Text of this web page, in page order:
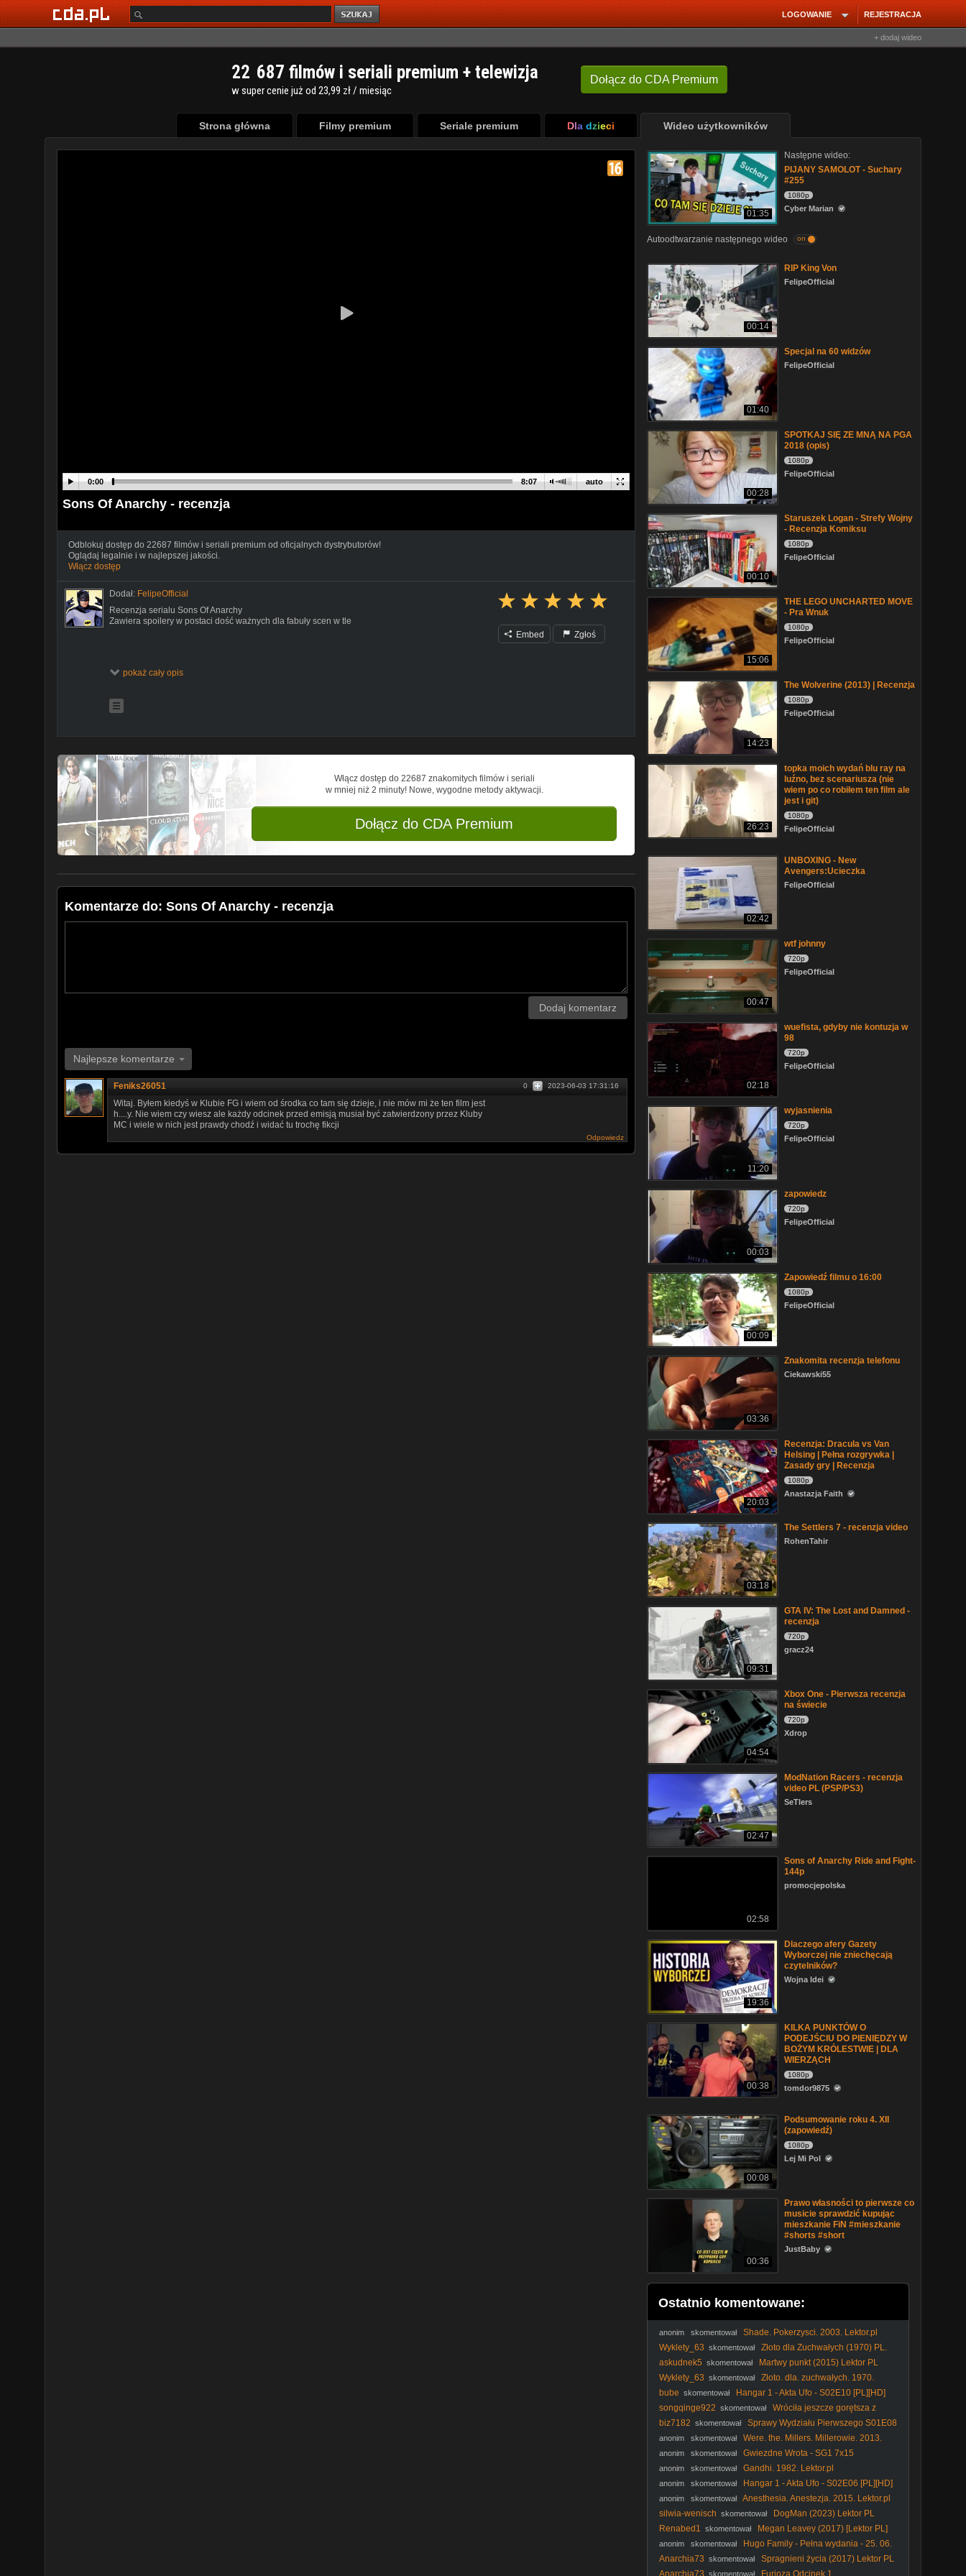
REJESTRACJA
LOGOWANIE
+ dodaj wideo
Dołącz do CDA Premium
22 687 filmów i seriali premium + telewizja
w super cenie już od 23,99 zł / miesiąc
Strona główna Filmy premium Seriale premium Dla dzieci Wideo użytkowników
auto
0:00 8:07
Sons Of Anarchy - recenzja
Odblokuj dostęp do 22687 filmów i seriali premium od oficjalnych dystrybutorów!
Oglądaj legalnie i w najlepszej jakości.
Włącz dostęp
Dodał: FelipeOfficial
Recenzja serialu Sons Of Anarchy
Zawiera spoilery w postaci dość ważnych dla fabuły scen w tle
oprawa i montaż: Piotr Lisiak
pokaż cały opis
Embed Zgłoś
Włącz dostęp do 22687 znakomitych filmów i seriali
w mniej niż 2 minuty! Nowe, wygodne metody aktywacji.
Dołącz do CDA Premium
Komentarze do: Sons Of Anarchy - recenzja
Dodaj komentarz
Najlepsze komentarze
Feniks26051 2023-06-03 17:31:16
0
Witaj. Byłem kiedyś w Klubie FG i wiem od środka co tam się dzieje, i nie mów mi że ten film jest
h....y. Nie wiem czy wiesz ale każdy odcinek przed emisją musiał być zatwierdzony przez Kluby
MC i wiele w nich jest prawdy chodź i widać tu trochę fikcji
Odpowiedz
01:35
Następne wideo:
PIJANY SAMOLOT - Suchary
#255
1080p
Cyber Marian
Autoodtwarzanie następnego wideo on
00:14
RIP King Von
FelipeOfficial
01:40
Specjal na 60 widzów
FelipeOfficial
00:28
SPOTKAJ SIĘ ZE MNĄ NA PGA
2018 (opis)
1080p
FelipeOfficial
00:10
Staruszek Logan - Strefy Wojny
- Recenzja Komiksu
1080p
FelipeOfficial
15:06
THE LEGO UNCHARTED MOVE
- Pra Wnuk
1080p
FelipeOfficial
14:23
The Wolverine (2013) | Recenzja
1080p
FelipeOfficial
26:23
topka moich wydań blu ray na
luźno, bez scenariusza (nie
wiem po co robiłem ten film ale
jest i git)
1080p
FelipeOfficial
02:42
UNBOXING - New
Avengers:Ucieczka
FelipeOfficial
00:47
wtf johnny
720p
FelipeOfficial
02:18
wuefista, gdyby nie kontuzja w
98
720p
FelipeOfficial
11:20
wyjasnienia
720p
FelipeOfficial
00:03
zapowiedz
720p
FelipeOfficial
00:09
Zapowiedź filmu o 16:00
1080p
FelipeOfficial
03:36
Znakomita recenzja telefonu
Ciekawski55
20:03
Recenzja: Dracula vs Van
Helsing | Pełna rozgrywka |
Zasady gry | Recenzja
1080p
Anastazja Faith
03:18
The Settlers 7 - recenzja video
RohenTahir
09:31
GTA IV: The Lost and Damned -
recenzja
720p
gracz24
04:54
Xbox One - Pierwsza recenzja
na świecie
720p
Xdrop
02:47
ModNation Racers - recenzja
video PL (PSP/PS3)
SeTlers
02:58
Sons of Anarchy Ride and Fight-
144p
promocjepolska
19:36
Dlaczego afery Gazety
Wyborczej nie zniechęcają
czytelników?
Wojna Idei
00:38
KILKA PUNKTÓW O
PODEJŚCIU DO PIENIĘDZY W
BOŻYM KRÓLESTWIE | DLA
WIERZĄCH
1080p
tomdor9875
00:08
Podsumowanie roku 4. XII
(zapowiedź)
1080p
Lej Mi Pol
00:36
Prawo własności to pierwsze co
musicie sprawdzić kupując
mieszkanie FiN #mieszkanie
#shorts #short
JustBaby
Ostatnio komentowane:
anonim skomentował
Shade. Pokerzysci. 2003. Lektor.pl
Wyklety_63 skomentował
Złoto dla Zuchwałych (1970) PL.
720p. BRRip
askudnek5 skomentował
Martwy punkt (2015) Lektor PL
Wyklety_63 skomentował
Złoto. dla. zuchwałych. 1970.
Lektor.pl
bube skomentował
Hangar 1 - Akta Ufo - S02E10 [PL][HD]
songqinge922 skomentował
Wróciła jeszcze gorętsza z
bliźniakami władcy
biz7182 skomentował
Sprawy Wydziału Pierwszego S01E08
Lektor PL
anonim skomentował
Were. the. Millers. Millerowie. 2013.
Lektor.pl
anonim skomentował Gwiezdne Wrota - SG1 7x15
anonim skomentował Gandhi. 1982. Lektor.pl
anonim skomentował Hangar 1 - Akta Ufo - S02E06 [PL][HD]
anonim skomentował Anesthesia. Anestezja. 2015. Lektor.pl
silwia-wenisch skomentował
DogMan (2023) Lektor PL
Renabed1 skomentował Megan Leavey (2017) [Lektor PL]
anonim skomentował
Hugo Family - Pełna wydania - 25. 06.
2005
Anarchia73 skomentował
Spragnieni życia (2017) Lektor PL
Anarchia73 skomentował Furioza Odcinek 1